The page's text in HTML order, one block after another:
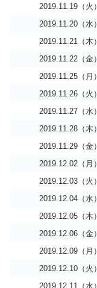
2019.11.19（火）
2019.11.20（水）
2019.11.21（木）
2019.11.22（金）
2019.11.25（月）
2019.11.26（火）
2019.11.27（水）
2019.11.28（木）
2019.11.29（金）
2019.12.02（月）
2019.12.03（火）
2019.12.04（水）
2019.12.05（木）
2019.12.06（金）
2019.12.09（月）
2019.12.10（火）
2019.12.11（水）